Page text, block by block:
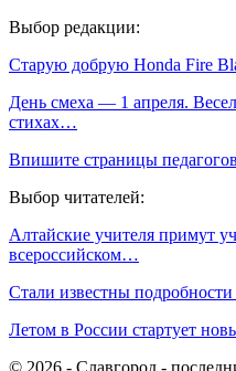
Выбор редакции:
Старую добрую Honda Fire
День смеха — 1 апреля.
стихах…
Впишите страницы
Выбор читателей:
Алтайские учителя примут
всероссийском…
Стали известны
Летом в России стартует
© 2026 - Славгород -